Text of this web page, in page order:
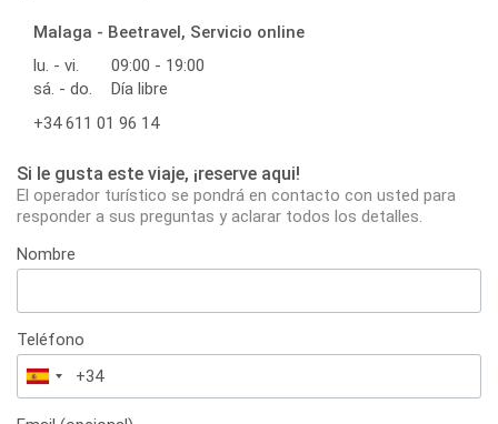
Malaga - Beetravel, Servicio online
lu. - vi.
09:00 - 19:00
sá. - do.
Día libre
+34 611 01 96 14
Si le gusta este viaje, ¡reserve aqui!
El operador turístico se pondrá en contacto con usted para
responder a sus preguntas y aclarar todos los detalles.
Nombre
Teléfono
España
+34